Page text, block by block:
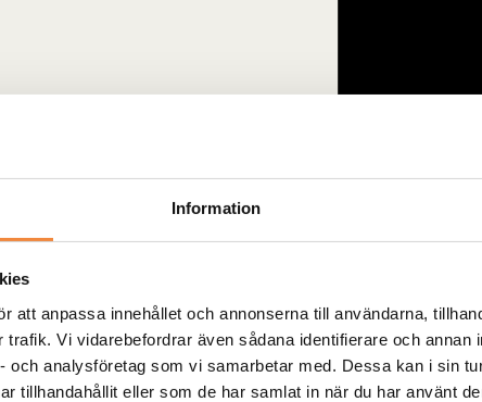
Information
att anpassa innehållet och annonserna till användarna,
Vi vidarebefordrar även sådana identifierare och annan
och analysföretag som vi samarbetar med. Dessa kan i sin
tillhandahållit eller som de har samlat in när du har använt